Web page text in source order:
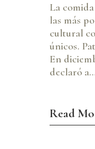
La
las más
cultural
únicos.
En
declaró a…
Read